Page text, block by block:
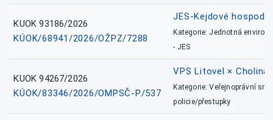
KUOK 93186/2026
KÚOK/68941/2026/OŽPZ/7288
JES-Kejdové
Kategorie: Jednotná
- JES
KUOK 94267/2026
KÚOK/83346/2026/OMPSČ-P/537
VPS Litovel ×
Kategorie: Veřejnoprávní
policie/přestupky